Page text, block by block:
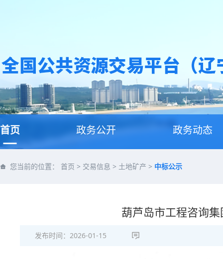
首页 政务公开 政务动态
您当前的位置： 首页 > 交易信息 > 土地矿产 > 中标公示
葫芦岛市工程咨询
发布时间： 2026-01-15